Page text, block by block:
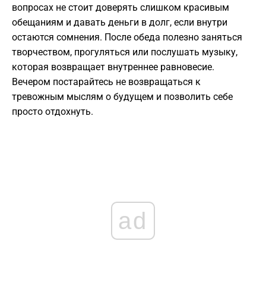
вопросах не стоит доверять слишком красивым
обещаниям и давать деньги в долг, если внутри
остаются сомнения. После обеда полезно заняться
творчеством, прогуляться или послушать музыку,
которая возвращает внутреннее равновесие.
Вечером постарайтесь не возвращаться к
тревожным мыслям о будущем и позволить себе
просто отдохнуть.
ad